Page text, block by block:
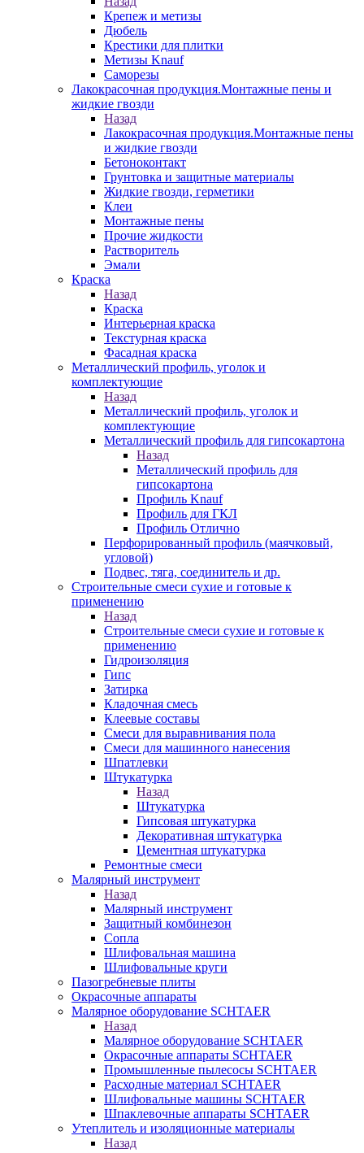
Крепеж и метизы
Дюбель
Крестики для плитки
Метизы Knauf
Саморезы
Лакокрасочная продукция.Монтажные пены и
жидкие гвозди
Назад
Лакокрасочная продукция.Монтажные пены
и жидкие гвозди
Бетоноконтакт
Грунтовка и защитные материалы
Жидкие гвозди, герметики
Клеи
Монтажные пены
Прочие жидкости
Растворитель
Эмали
Краска
Назад
Краска
Интерьерная краска
Текстурная краска
Фасадная краска
Металлический профиль, уголок и
комплектующие
Назад
Металлический профиль, уголок и
комплектующие
Металлический профиль для гипсокартона
Назад
Металлический профиль для
гипсокартона
Профиль Knauf
Профиль для ГКЛ
Профиль Отлично
Перфорированный профиль (маячковый,
угловой)
Подвес, тяга, соединитель и др.
Строительные смеси сухие и готовые к
применению
Назад
Строительные смеси сухие и готовые к
применению
Гидроизоляция
Гипс
Затирка
Кладочная смесь
Клеевые составы
Смеси для выравнивания пола
Смеси для машинного нанесения
Шпатлевки
Штукатурка
Назад
Штукатурка
Гипсовая штукатурка
Декоративная штукатурка
Цементная штукатурка
Ремонтные смеси
Малярный инструмент
Назад
Малярный инструмент
Защитный комбинезон
Сопла
Шлифовальная машина
Шлифовальные круги
Пазогребневые плиты
Окрасочные аппараты
Малярное оборудование SCHTAER
Назад
Малярное оборудование SCHTAER
Окрасочные аппараты SCHTAER
Промышленные пылесосы SCHTAER
Расходные материал SCHTAER
Шлифовальные машины SCHTAER
Шпаклевочные аппараты SCHTAER
Утеплитель и изоляционные материалы
Назад